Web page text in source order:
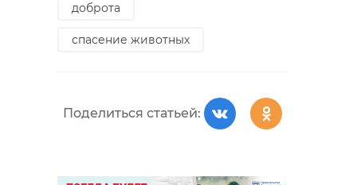
доброта
спасение животных
Поделиться статьей: